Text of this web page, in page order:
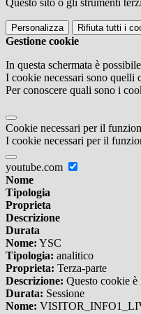
Questo sito o gli strumenti
Personalizza Rifiuta tutti i
Gestione cookie
In questa schermata è
I cookie necessari sono quelli
Per conoscere quali sono i
Cookie necessari per il
I cookie necessari per il
youtube.com
Nome
Tipologia
Proprieta
Descrizione
Durata
Nome: YSC
Tipologia: analitico
Proprieta: Terza-parte
Descrizione: Questo cookie
Durata: Sessione
Nome: